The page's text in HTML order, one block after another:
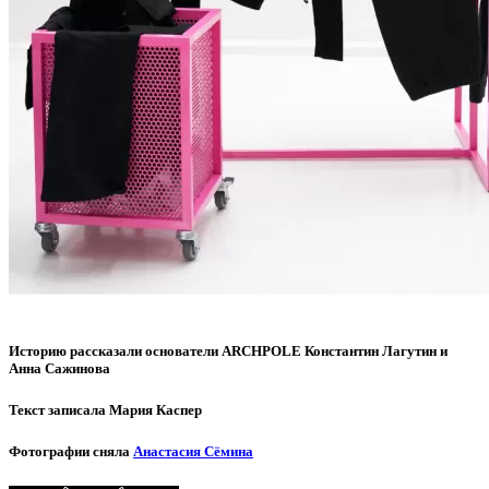
Историю рассказали основатели ARCHPOLE Константин Лагутин и
Анна Сажинова
Текст записала Мария Каспер
Фотографии сняла Анастасия Сёмина